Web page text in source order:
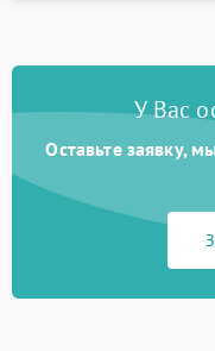
У Вас
Оставьте заявку,